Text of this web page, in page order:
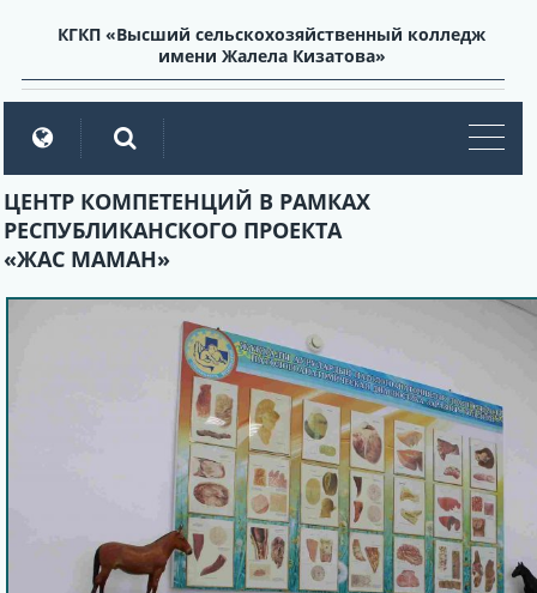
КГКП «Высший сельскохозяйственный колледж
имени Жалела Кизатова»
ЦЕНТР КОМПЕТЕНЦИЙ В РАМКАХ
РЕСПУБЛИКАНСКОГО ПРОЕКТА
«ЖАС МАМАН»